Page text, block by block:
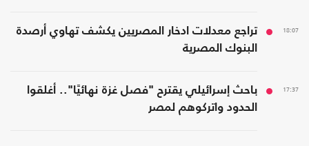
18:07
تراجع معدلات ادخار المصريين يكشف تهاوي أرصدة
البنوك المصرية
17:37
باحث إسرائيلي يقترح "فصل غزة نهائيًا".. أغلقوا
الحدود واتركوهم لمصر